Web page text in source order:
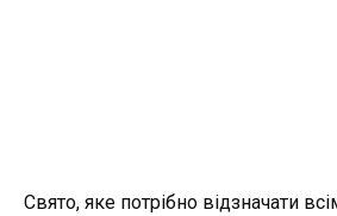
Свято, яке потрібно відзначати